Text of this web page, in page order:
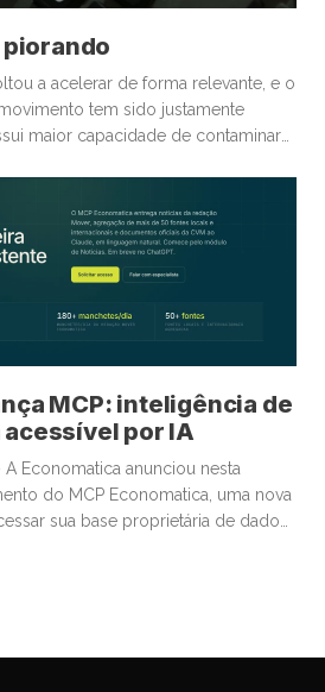
a acelerar de forma relevante, e o
tem sido justamente
maior capacidade de contaminar
para o centro da discussão um
MCP: inteligência de
por IA
Economatica anunciou nesta
do MCP Economatica, uma nova
sua base proprietária de dados